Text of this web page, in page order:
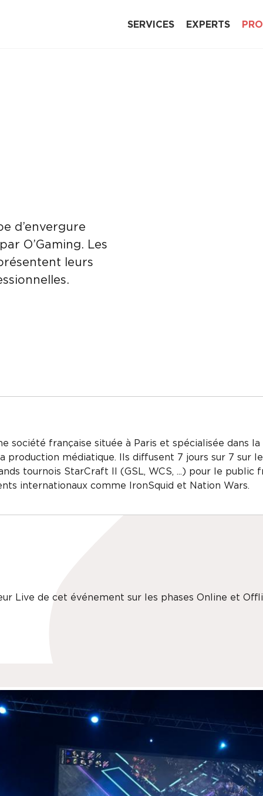
SERVICES EXPERTS
d’envergure
O’Gaming. Les
leurs
société française située à Paris et spécialisée dans
production médiatique. Ils diffusent 7 jours sur 7 sur
tournois StarCraft II (GSL, WCS, ...) pour le
internationaux comme IronSquid et Nation Wars.
Live de cet événement sur les phases Online et